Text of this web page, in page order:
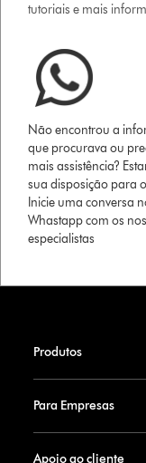
tutoriais e mais
Não encontrou a
que procurava ou
mais assistência?
sua disposição para
Inicie uma conversa
Whastapp com os
especialistas
Produtos
Para Empresas
Apoio ao cliente